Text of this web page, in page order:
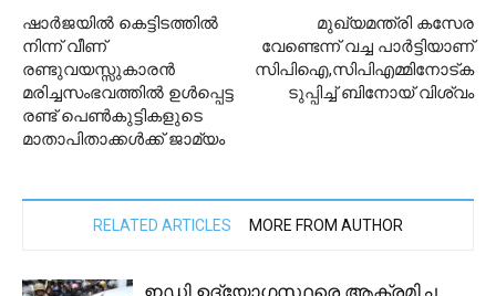
ഷാർജയിൽ കെട്ടിടത്തിൽ
നിന്ന് വീണ്
രണ്ടുവയസ്സുകാരൻ
മരിച്ചസംഭവത്തിൽ ഉൾപ്പെട്ട
രണ്ട് പെൺകുട്ടികളുടെ
മാതാപിതാക്കൾക്ക് ജാമ്യം
മുഖ്യമന്ത്രി കസേര
വേണ്ടെന്ന് വച്ച പാർട്ടിയാണ്
സിപിഐ,സിപിഎമ്മിനോട്ക
ടുപ്പിച്ച് ബിനോയ് വിശ്വം
RELATED ARTICLES MORE FROM AUTHOR
ഇഡി ഉദ്യോഗസ്ഥരെ ആക്രമിച്ച